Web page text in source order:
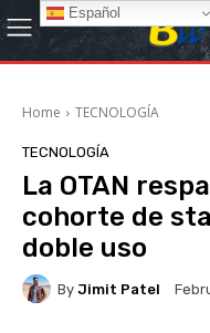
Home TECNOLOGÍA
TECNOLOGÍA
La OTAN
cohorte de
doble uso
By Jimit Patel
Español